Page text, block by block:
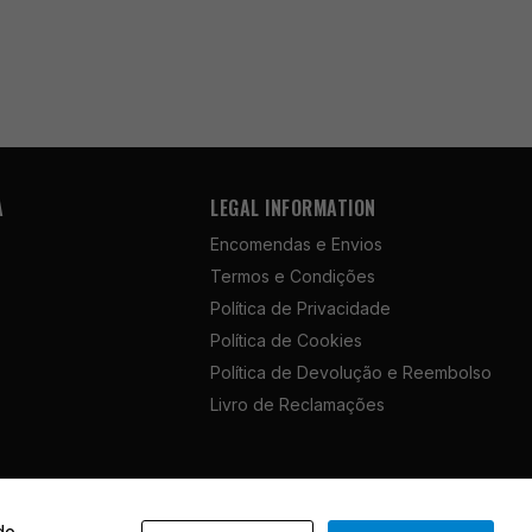
LEGAL INFORMATION
Encomendas e Envios
Termos e Condições
Política de Privacidade
Política de Cookies
Política de Devolução e Reembolso
Livro de Reclamações
English